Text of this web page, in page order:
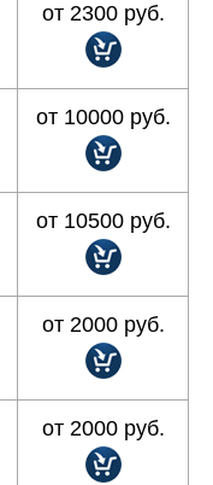
от 2300 руб.
от 10000 руб.
от 10500 руб.
от 2000 руб.
от 2000 руб.